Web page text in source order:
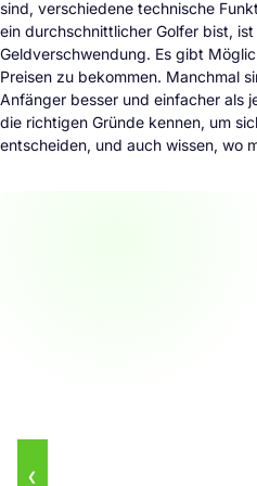
sind, verschiedene technische
ein durchschnittlicher Golfer bist,
Geldverschwendung. Es gibt
Preisen zu bekommen. Manchmal
Anfänger besser und einfacher als
die richtigen Gründe kennen, um
entscheiden, und auch wissen, wo
❮